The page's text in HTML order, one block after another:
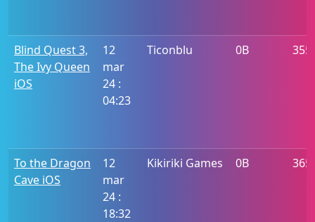
Blind Quest 3,
The Ivy Queen
iOS
12
mar
24 :
04:23
Ticonblu 0B 355
To the Dragon
Cave iOS
12
mar
24 :
18:32
Kikiriki Games 0B 365